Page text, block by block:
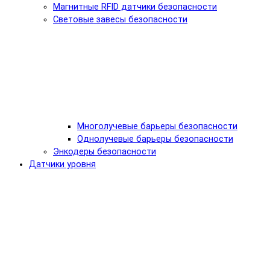
Магнитные RFID датчики безопасности
Световые завесы безопасности
Многолучевые барьеры безопасности
Однолучевые барьеры безопасности
Энкодеры безопасности
Датчики уровня